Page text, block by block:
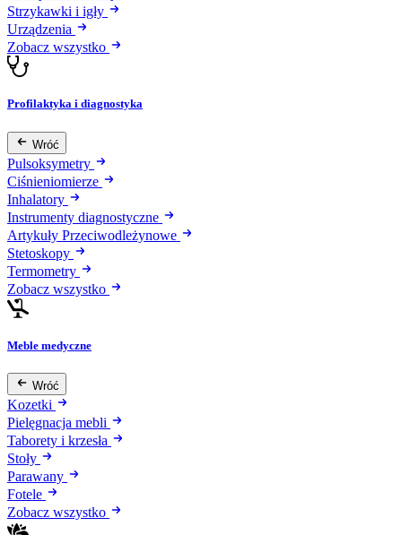
Strzykawki i igły
Urządzenia
Zobacz wszystko
Profilaktyka i diagnostyka
Wróć
Pulsoksymetry
Ciśnieniomierze
Inhalatory
Instrumenty diagnostyczne
Artykuły Przeciwodleżynowe
Stetoskopy
Termometry
Zobacz wszystko
Meble medyczne
Wróć
Kozetki
Pielęgnacja mebli
Taborety i krzesła
Stoły
Parawany
Fotele
Zobacz wszystko